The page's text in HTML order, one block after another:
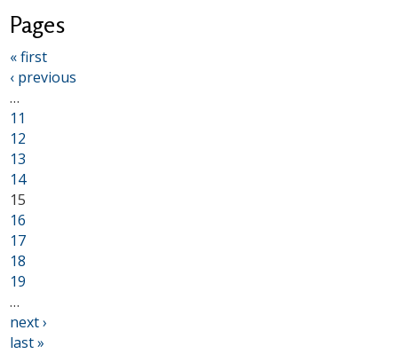
Pages
« first
‹ previous
…
11
12
13
14
15
16
17
18
19
…
next ›
last »